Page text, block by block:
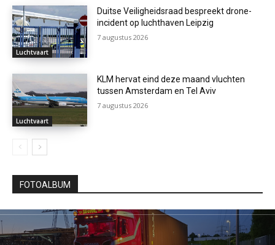
Luchtvaart
Duitse Veiligheidsraad bespreekt drone-
incident op luchthaven Leipzig
7 augustus 2026
Luchtvaart
KLM hervat eind deze maand vluchten
tussen Amsterdam en Tel Aviv
7 augustus 2026
FOTOALBUM